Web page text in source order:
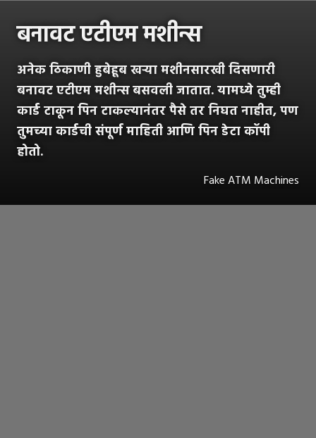
बनावट एटीएम मशीन्स
अनेक ठिकाणी हुबेहूब खऱ्या मशीनसारखी दिसणारी
बनावट एटीएम मशीन्स बसवली जातात. यामध्ये तुम्ही
कार्ड टाकून पिन टाकल्यानंतर पैसे तर निघत नाहीत, पण
तुमच्या कार्डची संपूर्ण माहिती आणि पिन डेटा कॉपी
होतो.
Fake ATM Machines